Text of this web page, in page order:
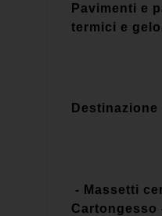
Pavimenti e
termici e
Destinazione
- Massetti
Cartongesso